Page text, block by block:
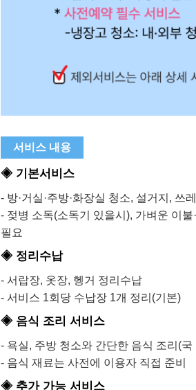
서비스 내용
◈ 기본서비스
- 방·거실·주방·화장실 청소, 설거지, 쓰
- 젖병 소독(소독기 있을시), 가벼운 이
필요
◈ 정리수납
- 서랍장, 옷장, 헹거 정리수납
- 서비스 1회당 수납장 1개 정리(기본)
◈ 음식 조리 서비스
- 욕실, 주방 청소와 간단한 음식 조리(국
- 음식 재료는 사전에 이용자 직접 준비
◈ 추가 가능 서비스